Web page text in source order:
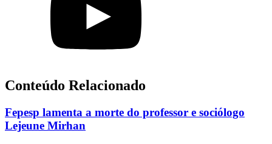
Conteúdo Relacionado
Fepesp lamenta a morte do professor e sociólogo
Lejeune Mirhan